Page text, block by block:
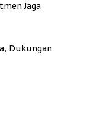
Jaga
Dukungan